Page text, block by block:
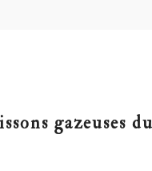
gazeuses